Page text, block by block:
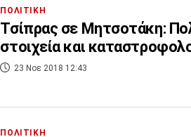
ΠΟΛΙΤΙΚΗ
Τσίπρας σε Μητσοτάκη:
στοιχεία και
23 Νοε 2018 12:43
ΠΟΛΙΤΙΚΗ